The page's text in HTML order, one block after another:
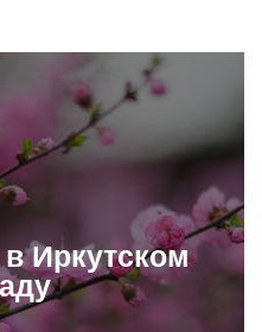
Иркутском